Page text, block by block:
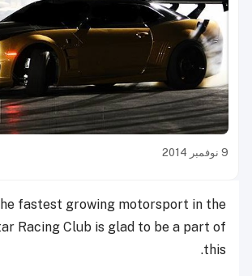
9 نوفمبر 2014
fastest growing motorsport in the
Racing Club is glad to be a part of
this.